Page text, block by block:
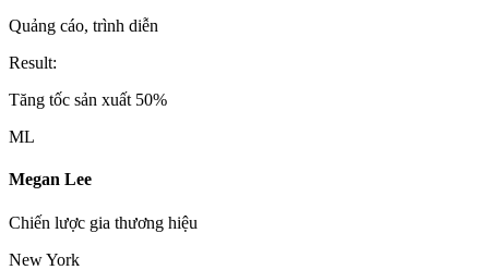
Quảng cáo, trình diễn
Result:
Tăng tốc sản xuất 50%
ML
Megan Lee
Chiến lược gia thương hiệu
New York